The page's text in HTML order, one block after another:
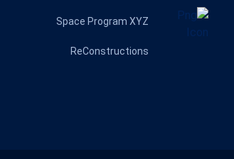
Space Program XYZ
ReConstructions